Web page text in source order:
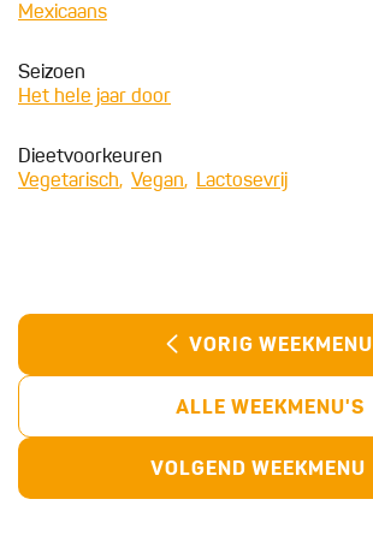
Mexicaans
Seizoen
Het hele jaar door
Dieetvoorkeuren
Vegetarisch
Vegan Lactosevrij
VORIG WEEKMENU
ALLE WEEKMENU'S
VOLGEND WEEKMENU